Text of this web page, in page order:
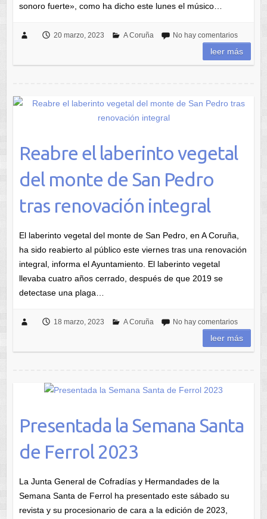
sonoro fuerte», como ha dicho este lunes el músico…
20 marzo, 2023 A Coruña No hay comentarios
leer más
Reabre el laberinto vegetal
del monte de San Pedro
tras renovación integral
El laberinto vegetal del monte de San Pedro, en A Coruña,
ha sido reabierto al público este viernes tras una renovación
integral, informa el Ayuntamiento. El laberinto vegetal
llevaba cuatro años cerrado, después de que 2019 se
detectase una plaga…
18 marzo, 2023 A Coruña No hay comentarios
leer más
Presentada la Semana Santa
de Ferrol 2023
La Junta General de Cofradías y Hermandades de la
Semana Santa de Ferrol ha presentado este sábado su
revista y su procesionario de cara a la edición de 2023,